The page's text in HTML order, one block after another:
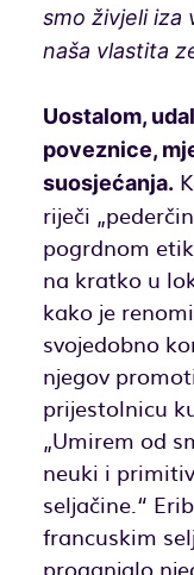
smo živjeli iza
naša vlastita
Uostalom,
poveznice,
suosjećanja.
riječi
pogrdnom
na kratko u
kako je
svojedobno
njegov
prijestolnicu
„Umirem od
neuki i
seljačine.“
francuskim
proganjalo